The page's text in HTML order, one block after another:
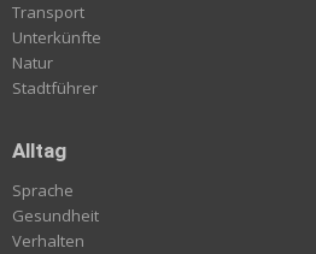
Transport
Unterkünfte
Natur
Stadtführer
Alltag
Sprache
Gesundheit
Verhalten